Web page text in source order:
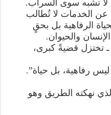
تشبه سوى السراب.
عن الخدمات لا تُطالب
الرفاهية بل بحقٍ
والحيوان.
تختزل قضيةً كبرى،
ليس رفاهية، بل حياة”.
نهكته الطريق وهو